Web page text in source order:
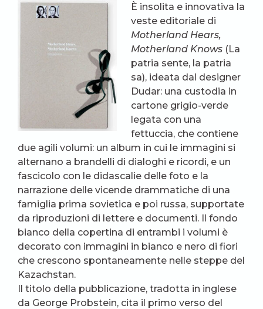
È insolita e innovativa la
veste editoriale di
Motherland Hears,
Motherland Knows (La
patria sente, la patria
sa), ideata dal designer
Dudar: una custodia in
cartone grigio-verde
legata con una
fettuccia, che contiene
due agili volumi: un album in cui le immagini si
alternano a brandelli di dialoghi e ricordi, e un
fascicolo con le didascalie delle foto e la
narrazione delle vicende drammatiche di una
famiglia prima sovietica e poi russa, supportate
da riproduzioni di lettere e documenti. Il fondo
bianco della copertina di entrambi i volumi è
decorato con immagini in bianco e nero di fiori
che crescono spontaneamente nelle steppe del
Kazachstan.
Il titolo della pubblicazione, tradotta in inglese
da George Probstein, cita il primo verso del